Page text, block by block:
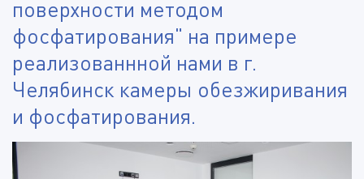
поверхности методом
фосфатирования" на примере
реализованнной нами в г.
Челябинск камеры обезжиривания
и фосфатирования.